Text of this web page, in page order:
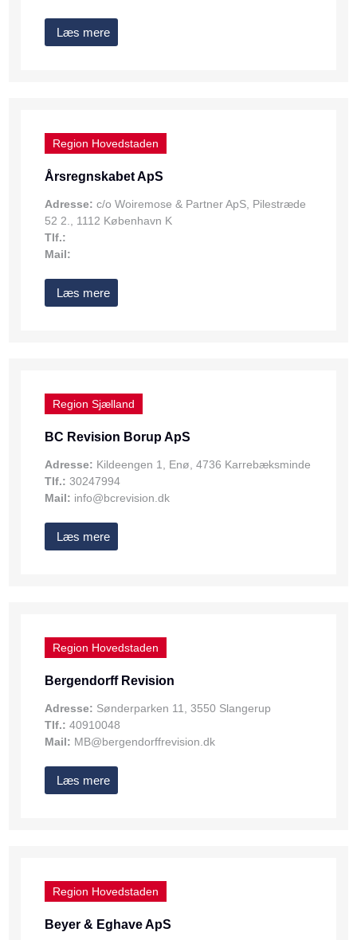
Læs mere
Region Hovedstaden
Årsregnskabet ApS
Adresse: c/o Woiremose & Partner ApS, Pilestræde
52 2., 1112 København K
Tlf.:
Mail:
Læs mere
Region Sjælland
BC Revision Borup ApS
Adresse: Kildeengen 1, Enø, 4736 Karrebæksminde
Tlf.: 30247994
Mail: info@bcrevision.dk
Læs mere
Region Hovedstaden
Bergendorff Revision
Adresse: Sønderparken 11, 3550 Slangerup
Tlf.: 40910048
Mail: MB@bergendorffrevision.dk
Læs mere
Region Hovedstaden
Beyer & Eghave ApS